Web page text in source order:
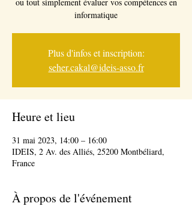
informatique
Plus d'infos et inscription:
seher.cakal@ideis-asso.fr
Heure et lieu
31 mai 2023, 14:00 – 16:00
IDEIS, 2 Av. des Alliés, 25200 Montbéliard,
France
À propos de l'événement